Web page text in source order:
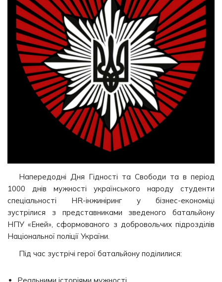
Напередодні Дня Гідності та Свободи та в період
1000 днів мужності українського народу студенти
спеціальності HR-інжиніринг у бізнес-економіці
зустрілися з представниками зведеного батальйону
НПУ «Еней», сформованого з добровольчих підрозділів
Національної поліції України.
Під час зустрічі герої батальйону поділилися: